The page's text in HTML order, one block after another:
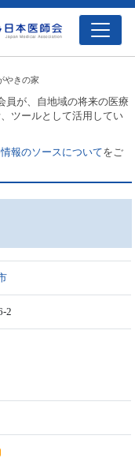
きの家
員が、自地域の将来の医療
ツールとして活用してい
報のソースについてをご
2